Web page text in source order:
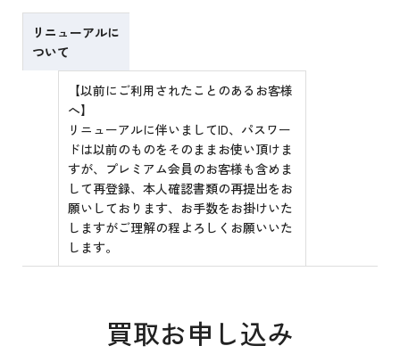
リニューアルに
ついて
【以前にご利用されたことのあるお客様
へ】
リニューアルに伴いましてID、パスワー
ドは以前のものをそのままお使い頂けま
すが、プレミアム会員のお客様も含めま
して再登録、本人確認書類の再提出をお
願いしております、お手数をお掛けいた
しますがご理解の程よろしくお願いいた
します。
買取お申し込み